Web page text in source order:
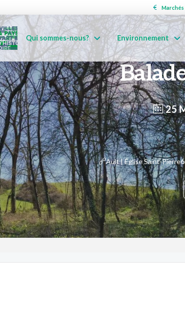
Qui sommes-nous? Environnement
25
Ault | Église Saint-Pierre